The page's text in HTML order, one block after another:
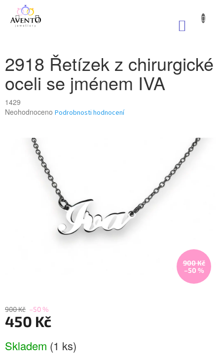
obsah
2918 Řetízek z chirurgické
oceli se jménem IVA
1429
Průměrné
Neohodnoceno Podrobnosti hodnocení
900 Kč
–50 %
900 Kč –50 %
450 Kč
cena:
Skladem (1 ks)